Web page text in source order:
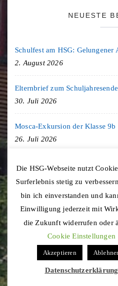
NEUESTE
2. August 2026
Elternbrief zum
30. Juli 2026
Mosca-Exkursion der Klasse 9b
26. Juli 2026
Freiburg-Exkursion des
20. Juli 2026
16. Juli 2026
Copyright © 2020
Die HSG-Webseite nutzt
Surferlebnis stetig zu
bin ich einverstanden und
Einwilligung jederzeit mit
die Zukunft widerrufen oder
Cookie Einstellungen
Akzeptieren
Datenschutzerklärung